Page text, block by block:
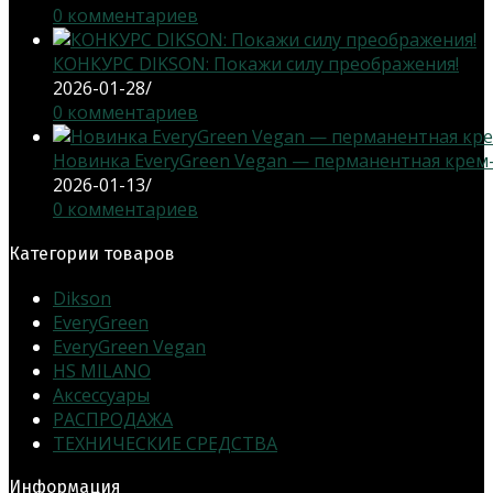
0 комментариев
КОНКУРС DIKSON: Покажи силу преображения!
2026-01-28/
0 комментариев
Новинка EveryGreen Vegan — перманентная
2026-01-13/
0 комментариев
Категории товаров
Dikson
EveryGreen
EveryGreen Vegan
HS MILANO
Аксессуары
РАСПРОДАЖА
ТЕХНИЧЕСКИЕ СРЕДСТВА
Информация